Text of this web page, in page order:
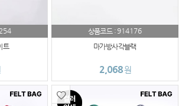
트
상품코드 :914176
마가방사각블랙
2,068원